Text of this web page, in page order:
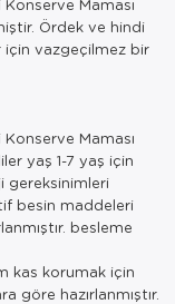
Ördek ve hindi
için vazgeçilmez bir
Maması
yaş 1-7 yaş için
gereksinimleri
besin maddeleri
besleme
kas korumak için
göre hazırlanmıştır.